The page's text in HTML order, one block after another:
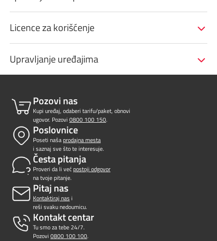
Licence za korišćenje
Upravljanje uređajima
Pozovi nas
Kupi uređaj, odaberi tarifu/paket, obnovi
ugovor. Pozovi 0800 100 150.
Poslovnice
Poseti našaprodajna mesta
i saznaj sve što te interesuje.
Česta pitanja
Proveri da li većpostoji odgovor
na tvoje pitanje.
Pitaj nas
Kontaktiraj nas i
reši svaku nedoumicu.
Kontakt centar
Tu smo za tebe 24/7.
Pozovi 0800 100 100.